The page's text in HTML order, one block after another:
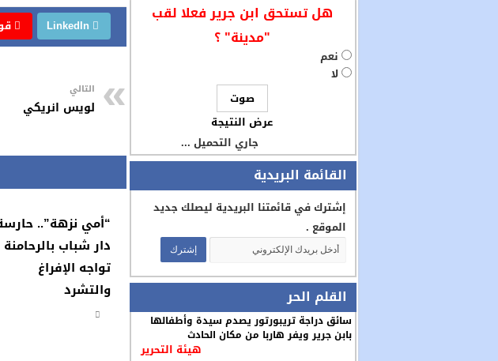
هل تستحق ابن جرير فعلا لقب
"مدينة" ؟
نعم
لا
عرض النتيجة
جاري التحميل ...
القائمة البريدية
إشترك في قائمتنا البريدية ليصلك جديد
الموقع .
القلم الحر
سائق دراجة تريبورتور يصدم سيدة وأطفالها
بابن جرير ويفر هاربا من مكان الحادث
هيئة التحرير
LinkedIn
التالي
لويس انريكي
“أمي نزهة”..
دار شباب بالرحامنة
تواجه الإفراغ
والتشرد